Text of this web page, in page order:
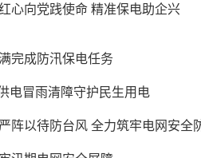
心向党践使命 精准保电助企兴
完成防汛保电任务
电冒雨清障守护民生用电
阵以待防台风 全力筑牢电网安全